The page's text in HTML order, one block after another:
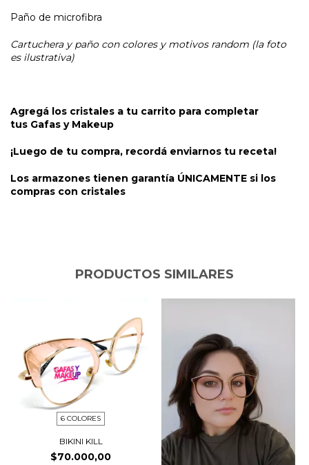
Paño de microfibra
Cartuchera y paño con colores y motivos random (la foto
es ilustrativa)
Agregá los cristales a tu carrito para completar
tus Gafas y Makeup
¡Luego de tu compra, recordá enviarnos tu receta!
Los armazones tienen garantía ÚNICAMENTE si los
compras con cristales
PRODUCTOS SIMILARES
6 COLORES
BIKINI KILL
$70.000,00